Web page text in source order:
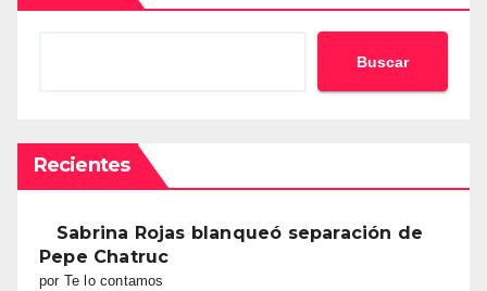
Buscar
Recientes
Sabrina Rojas blanqueó separación de
Pepe Chatruc
por Te lo contamos